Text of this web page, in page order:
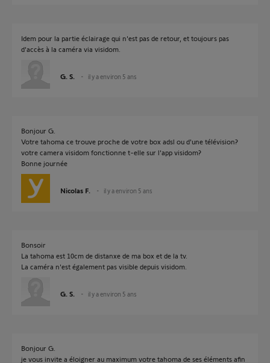
Idem pour la partie éclairage qui n'est pas de retour, et toujours pas
d'accès à la caméra via visidom.
G. S. il y a environ 5 ans
Bonjour G.
Votre tahoma ce trouve proche de votre box adsl ou d'une télévision?
votre camera visidom fonctionne t-elle sur l'app visidom?
Bonne journée
Nicolas F. il y a environ 5 ans
Bonsoir
La tahoma est 10cm de distanxe de ma box et de la tv.
La caméra n'est également pas visible depuis visidom.
G. S. il y a environ 5 ans
Bonjour G.
je vous invite a éloigner au maximum votre tahoma de ses éléments afin